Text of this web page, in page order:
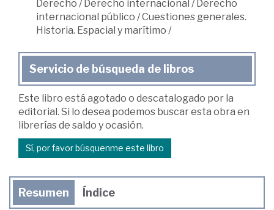
Derecho /Derecho internacional /Derecho
internacional público /Cuestiones generales.
Historia. Espacial y marítimo /
Servicio de búsqueda de libros
Este libro está agotado o descatalogado por la
editorial. Si lo desea podemos buscar esta obra en
librerías de saldo y ocasión.
Sí, por favor búsquenme este libro
Resumen Índice